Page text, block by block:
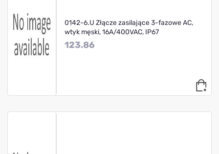
0142-6.U Złącze zasilające 3-fazowe AC,
wtyk męski, 16A/400VAC, IP67
123.86